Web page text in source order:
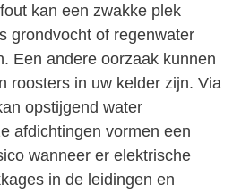
kan een zwakke plek
grondvocht of regenwater
Een andere oorzaak kunnen
roosters in uw kelder zijn. Via
opstijgend water
afdichtingen vormen een
wanneer er elektrische
in de leidingen en